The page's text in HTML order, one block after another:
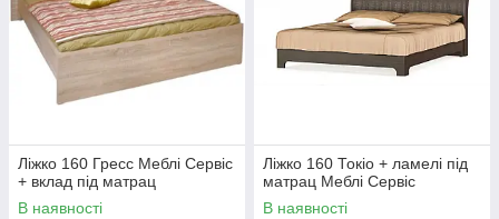
Ліжко 160 Гресс Меблі Сервіс
+ вклад під матрац
В наявності
Ліжко 160 Токіо + ламелі під
матрац Меблі Сервіс
В наявності